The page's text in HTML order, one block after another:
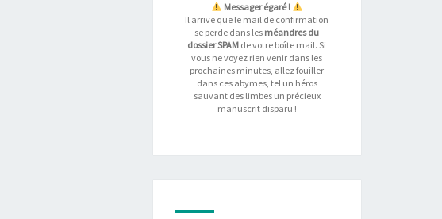
Messager égaré !
Il arrive que le mail de confirmation
se perde dans les méandres du
dossier SPAM de votre boîte mail. Si
vous ne voyez rien venir dans les
prochaines minutes, allez fouiller
dans ces abymes, tel un héros
sauvant des limbes un précieux
manuscrit disparu !